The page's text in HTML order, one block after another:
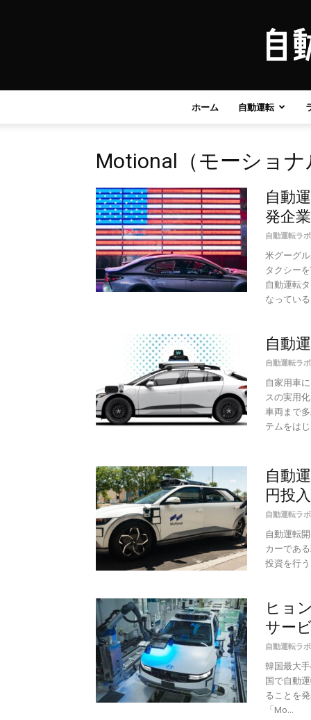
ホーム 自動運転
Motional（モーショナ
自動
発企
自動運転ラ
米グーグ
タクシー
自動運転
なってい
自動
自動運転ラ
自家用車
スの実用
車両まで
テムをはじ
自動
円投
自動運転ラ
自動運転
カーであ
投資を行
ヒョ
サー
自動運転ラ
韓国最大
国で自動
ることを
「Mo...